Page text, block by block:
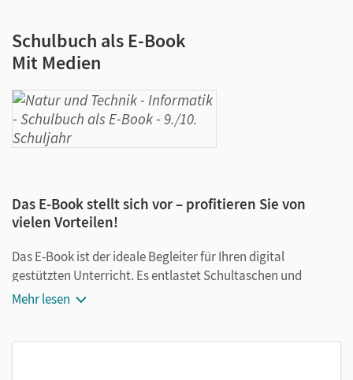
Schulbuch als E-Book
Mit Medien
Das E-Book stellt sich vor – profitieren Sie von
vielen Vorteilen!
Das E-Book ist der ideale Begleiter für Ihren digital
gestützten Unterricht. Es entlastet Schultaschen und
Rucksäcke und ist jederzeit unkompliziert verfügbar.
Mehr lesen